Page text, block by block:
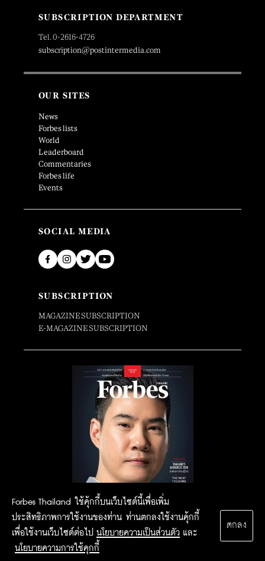
Forbes Thailand ใช้คุ้กกี้บนเว็บไซต์นี้เพื่อเพิ่ม
ประสิทธิภาพการใช้งานของท่าน ท่านตกลงใช้งานคุ้กกี้
เพื่อใช้งานเว็บไซต์ต่อไป นโยบายความเป็นส่วนตัว และ
นโยบายความการใช้คุกกี้
ตกลง
SUBSCRIPTION DEPARTMENT
Tel. 0-2616-4726
subscription@postintermedia.com
OUR SITES
News
Forbes lists
World
Leaderboard
Commentaries
Forbes life
Events
SOCIAL MEDIA
SUBSCRIPTION
MAGAZINE SUBSCRIPTION
E-MAGAZINE SUBSCRIPTION
2015 Forbesthailand.com ALL RIGHTS RESERVED